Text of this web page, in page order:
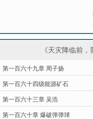
《天灾降临前
第一百六十九章 周子扬
第一百六十四级能源矿石
第一百六十三章 吴浩
第一百六十章 爆破弹弹球